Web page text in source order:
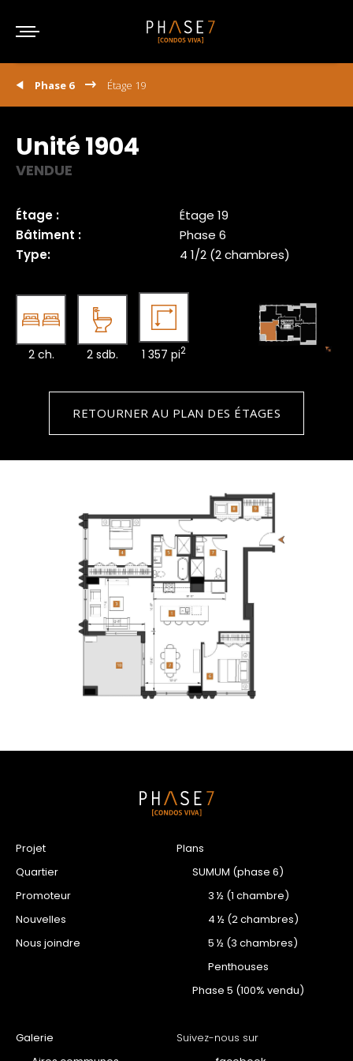
Phase 6 Étage 19
Unité 1904
VENDUE
Étage :
Étage 19
Bâtiment :
Phase 6
Type:
4 1/2 (2 chambres)
2 ch. 2 sdb. 1 357 pi2
RETOURNER AU PLAN DES ÉTAGES
Projet
Quartier
Promoteur
Nouvelles
Nous joindre
Plans
SUMUM (phase 6)
3 ½ (1 chambre)
4 ½ (2 chambres)
5 ½ (3 chambres)
Penthouses
Phase 5 (100% vendu)
Galerie
Suivez-nous sur